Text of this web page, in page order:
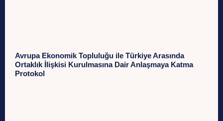
Avrupa Ekonomik Topluluğu ile Türkiye Arasında
Ortaklık İlişkisi Kurulmasına Dair Anlaşmaya Katma
Protokol